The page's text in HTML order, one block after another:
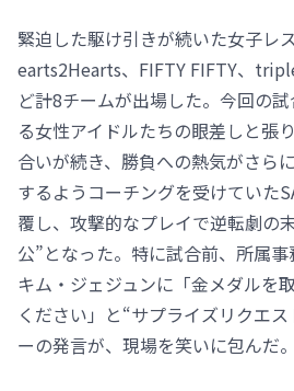
緊迫した駆け引きが続いた女子レ
earts2Hearts、FIFTY FIFTY、
ど計8チームが出場した。今回の
る女性アイドルたちの眼差しと張
合いが続き、勝負への熱気がさら
するようコーチングを受けていた
覆し、攻撃的なプレイで逆転劇の
公”となった。特に試合前、所属
キム・ジェジュンに「金メダルを
ください」と“サプライズリクエ
ーの発言が、現場を笑いに包んだ。